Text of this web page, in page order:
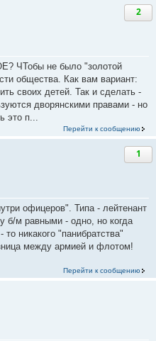
2
ЧТобы не было "золотой
общества. Как вам вариант:
своих детей. Так и сделать -
дворянскими правами - но
это п...
Перейти к сообщению
1
офицеров". Типа - лейтенант
б/м равными - одно, но когда
никакого "панибратства"
между армией и флотом!
Перейти к сообщению